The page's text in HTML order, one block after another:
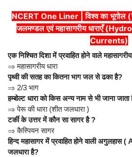
NCERT One Liner | विश्व का
जलमण्डल एवं महासागरीय धाराएँ
Currents)
एक निश्चित दिशा में प्रवाहित होने वाले
⇒ महासागरीय धारा
पृथ्वी की सतह का कितना भाग जल से ढका है?
⇒ 2/3 भाग
हम्बोल्ट धारा को किस अन्य नाम से भी जाना
⇒ पेरू की धारा (शीत जलधारा )
टर्की के उत्तर में कौन सा सागर है ?
⇒ कैस्पियन सागर
हिन्द महासागर में प्रवाहित होने वाली
जलधारा है?